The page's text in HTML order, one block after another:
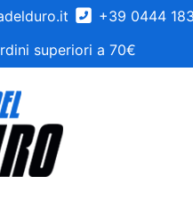
+39 0444
superiori a 70€